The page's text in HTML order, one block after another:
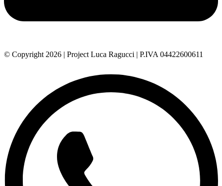
© Copyright 2026 | Project Luca Ragucci | P.IVA 04422600611